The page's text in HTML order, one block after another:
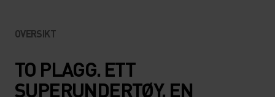
OVERSIKT
TO PLAGG. ETT
SUPERUNDERTØY. EN